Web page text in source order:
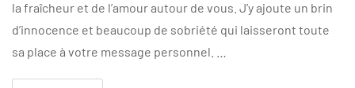
la fraîcheur et de l’amour autour de vous. J’y ajoute un brin
d’innocence et beaucoup de sobriété qui laisseront toute
sa place à votre message personnel. …